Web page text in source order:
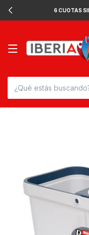
6 CUOTAS